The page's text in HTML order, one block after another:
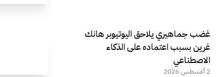
غضب جماهيري يلاحق اليوتيوبر هانك
غرين بسبب اعتماده على الذكاء
الاصطناعي
2 أغسطس 2026